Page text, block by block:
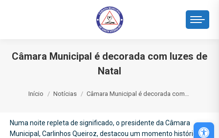
Câmara Municipal é decorada com luzes de
Natal
Início Notícias Câmara Municipal é decorada com…
Numa noite repleta de significado, o presidente da Câmara
Municipal, Carlinhos Queiroz, destacou um momento histórico